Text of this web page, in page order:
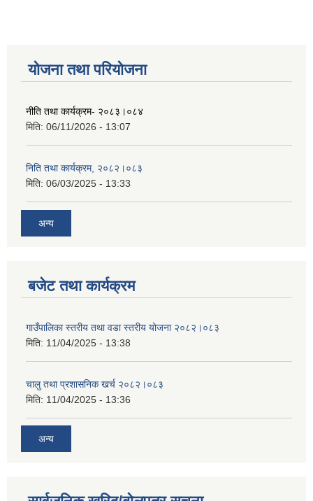
योजना तथा परियोजना
नीति तथा कार्यक्रम- २०८३।०८४
मिति: 06/11/2026 - 13:07
निति तथा कार्यक्रम, २०८२।०८३
मिति: 06/03/2025 - 13:33
अन्य
बजेट तथा कार्यक्रम
गाउँपालिका स्तरीय तथा वडा स्तरीय योजना २०८२।०८३
मिति: 11/04/2025 - 13:38
चालु तथा प्रशासनिक खर्च २०८२।०८३
मिति: 11/04/2025 - 13:36
अन्य